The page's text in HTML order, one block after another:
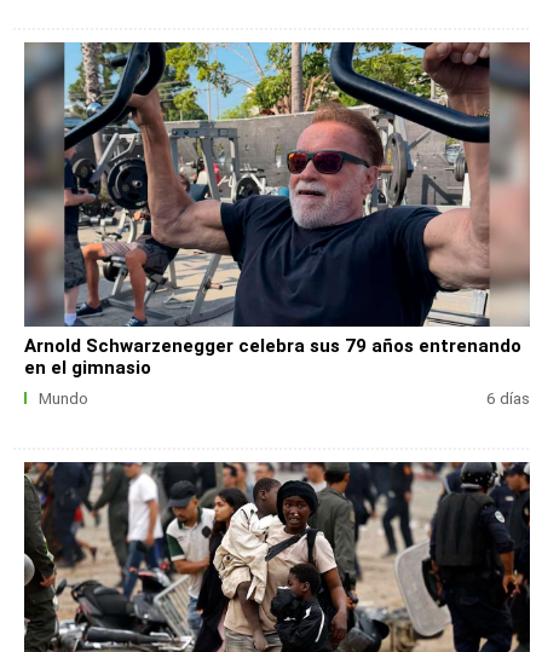
Arnold Schwarzenegger celebra sus 79 años entrenando
en el gimnasio
Mundo 6 días